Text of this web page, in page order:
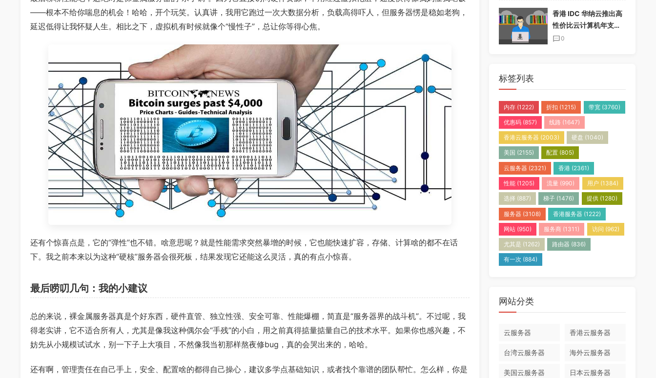
——根本不给你喘息的机会！哈哈，开个玩笑。认真讲，我用它跑过一次大数据分析，负载高得吓人，但服务器愣是稳如老狗，
延迟低得让我怀疑人生。相比之下，虚拟机有时候就像个“慢性子”，总让你等得心焦。
还有个惊喜点是，它的“弹性”也不错。啥意思呢？就是性能需求突然暴增的时候，它也能快速扩容，存储、计算啥的都不在话
下。我之前本来以为这种“硬核”服务器会很死板，结果发现它还能这么灵活，真的有点小惊喜。
最后唠叨几句：我的小建议
总的来说，裸金属服务器真是个好东西，硬件直管、独立性强、安全可靠、性能爆棚，简直是“服务器界的战斗机”。不过呢，我
得老实讲，它不适合所有人，尤其是像我这种偶尔会“手残”的小白，用之前真得掂量掂量自己的技术水平。如果你也感兴趣，不
妨先从小规模试试水，别一下子上大项目，不然像我当初那样熬夜修bug，真的会哭出来的，哈哈。
还有啊，管理责任在自己手上，安全、配置啥的都得自己操心，建议多学点基础知识，或者找个靠谱的团队帮忙。怎么样，你是
香港 IDC 华纳云推出高
性价比云计算机年支付
套餐，免实名免备案
0
标签列表
内存 (1222) 折扣 (1215) 带宽(3760)
优惠码 (857) 线路 (1647)
香港云服务器 (2003) 硬盘 (1040)
美国 (2155) 配置 (805)
云服务器 (2321) 香港 (2361)
性能 (1205) 流量 (990) 用户 (1384)
选择 (887) 梯子 (1476) 提供(1280)
服务器 (3108) 香港服务器 (1222)
网站 (950) 服务商 (1311) 访问 (962)
尤其是 (1262) 路由器 (836)
有一次 (884)
网站分类
云服务器 香港云服务器
台湾云服务器 海外云服务器
美国云服务器 日本云服务器